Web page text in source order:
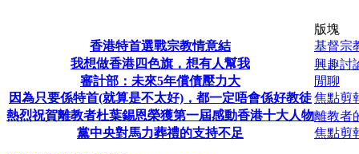
版塊
香港特首選戰宗教情意結
基督宗
我想做香港四色旗，想有人幫我
興趣討
審計部：未來5年償債壓力大
閒聊
因為只要係特首(就算是不太好)，都一定唔會係好教徒焦點剪
熱烈祝賀離教者杜葉錫恩榮獲第一屆感動香港十大人物離教者
黨中央對馬力葬禮的支持不足
焦點剪